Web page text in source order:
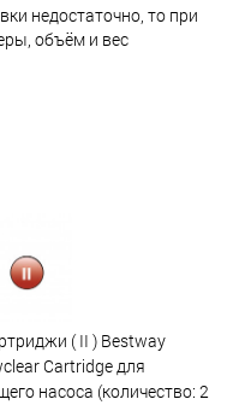
недостаточно, то при
объём и вес
( II ) Bestway
Cartridge для
насоса (количество: 2